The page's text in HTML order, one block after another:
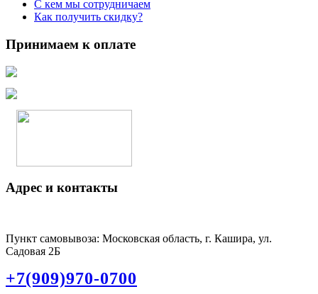
С кем мы сотрудничаем
Как получить скидку?
Принимаем к оплате
Адрес и контакты
Пункт самовывоза: Московская область, г. Кашира, ул.
Садовая 2Б
+7(909)970-0700